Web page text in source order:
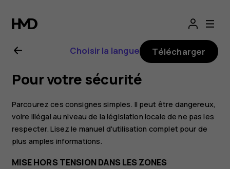
Guide
de
l'utilisateur
Nokia
2.1
Choisir la langue Télécharger
Pour votre sécurité
Parcourez ces consignes simples. Il peut être dangereux,
voire illégal au niveau de la législation locale de ne pas les
respecter. Lisez le manuel d'utilisation complet pour de
plus amples informations.
MISE HORS TENSION DANS LES ZONES